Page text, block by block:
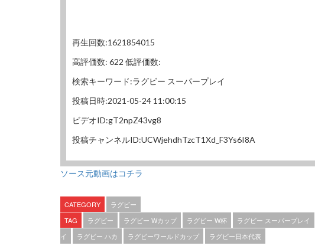
再生回数:1621854015
高評価数: 622 低評価数:
検索キーワード:ラグビー スーパープレイ
投稿日時:2021-05-24 11:00:15
ビデオID:gT2npZ43vg8
投稿チャンネルID:UCWjehdhTzcT1Xd_F3Ys6I8A
ソース元動画はコチラ
CATEGORY
ラグビー
TAG
ラグビー ラグビー Wカップ ラグビー W杯 ラグビー スーパープレイ
イ
ラグビー ハカ ラグビーワールドカップ ラグビー日本代表